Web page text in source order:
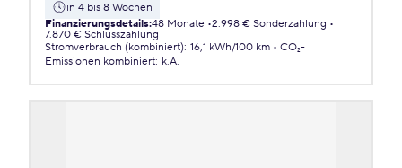
in 4 bis 8 Wochen
Finanzierungsdetails:48 Monate 2.998 € Sonderzahlung
7.870 € Schlusszahlung
Stromverbrauch (kombiniert): 16,1 kWh/100 km
CO₂-
Emissionen kombiniert: k.A.